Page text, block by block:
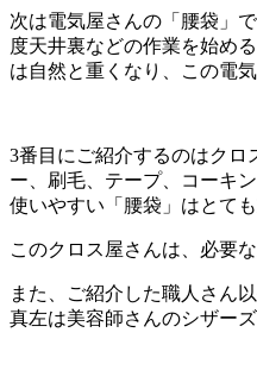
次は電気屋さんの「腰袋」
度天井裏などの作業を始め
は自然と重くなり、この電
3番目にご紹介するのはクロ
ー、刷毛、テープ、コーキ
使いやすい「腰袋」はとても
このクロス屋さんは、必要
また、ご紹介した職人さん
真左は美容師さんのシザー